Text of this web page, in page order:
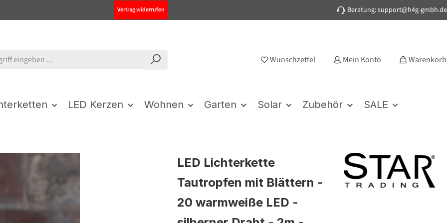
Vertrag widerrufen Beratung: support@h4g-gmbh.de
Wunschzettel Mein Konto Warenkorb
LED Kerzen Wohnen Garten Solar Zubehör SALE
LED Lichterkette
Tautropfen mit Blättern -
20 warmweiße LED -